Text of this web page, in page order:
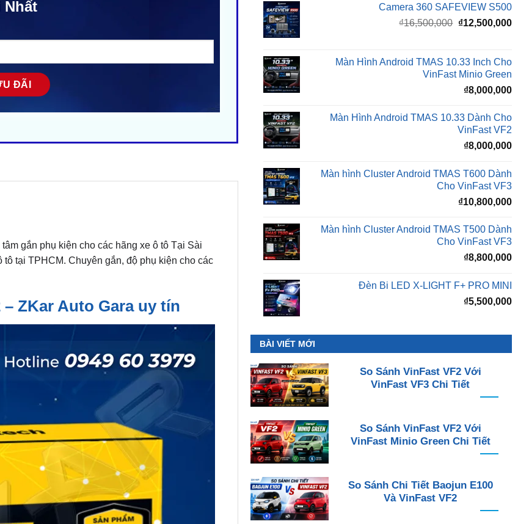
gắn phụ kiện cho các hãng xe ô tô Tại Sài
tại TPHCM. Chuyên gắn, độ phụ kiện cho các
ZKar Auto Gara uy tín
Camera 360 SAFEVIEW S500
₫16,500,000 Giá
₫16,500,000.
₫12,500,000
Màn Hình Android TMAS 10.33 Inch Cho
VinFast Minio Green
₫8,000,000
Màn Hình Android TMAS 10.33 Dành Cho
VinFast VF2
₫8,000,000
Màn hình Cluster Android TMAS T600 Dành
Cho VinFast VF3
₫10,800,000
Màn hình Cluster Android TMAS T500 Dành
Cho VinFast VF3
₫8,800,000
Đèn Bi LED X-LIGHT F+ PRO MINI
₫5,500,000
BÀI VIẾT MỚI
So Sánh VinFast VF2 Với
VinFast VF3 Chi Tiết
So Sánh VinFast VF2 Với
VinFast Minio Green Chi Tiết
So Sánh Chi Tiết Baojun E100
Và VinFast VF2